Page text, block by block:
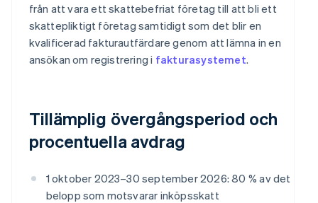
från att vara ett skattebefriat företag till att bli ett
skattepliktigt företag samtidigt som det blir en
kvalificerad fakturautfärdare genom att lämna in en
ansökan om registrering i fakturasystemet.
Tillämplig övergångsperiod och
procentuella avdrag
1 oktober 2023–30 september 2026: 80 % av det
belopp som motsvarar inköpsskatt